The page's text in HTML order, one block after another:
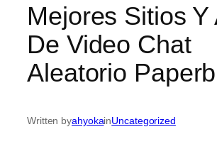
Mejores Sitios Y
De Video Chat
Aleatorio
Written byahyokainUncategorized